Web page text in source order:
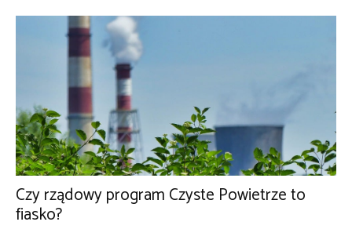
Czy rządowy program Czyste Powietrze to
fiasko?